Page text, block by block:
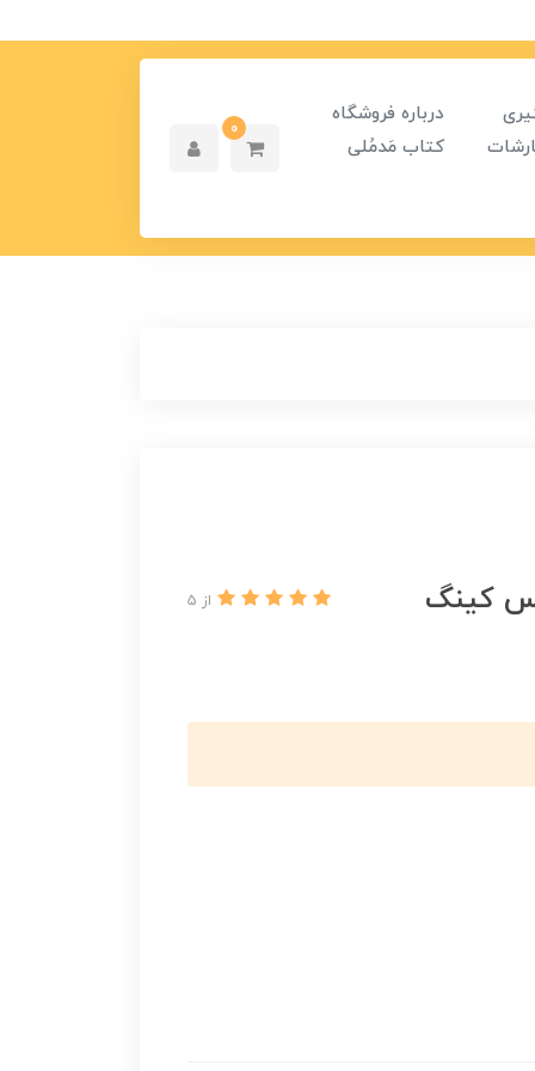
درباره فروشگاه
کتاب مَدمُلی
0
کینگ از 5